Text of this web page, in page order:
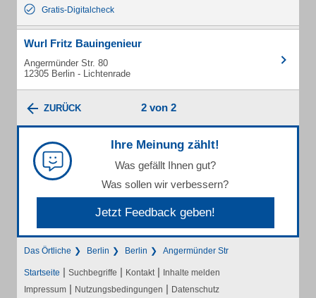
Gratis-Digitalcheck
Wurl Fritz Bauingenieur
Angermünder Str. 80
12305 Berlin - Lichtenrade
ZURÜCK 2 von 2
Ihre Meinung zählt!
Was gefällt Ihnen gut?
Was sollen wir verbessern?
Jetzt Feedback geben!
Das Örtliche Berlin Berlin Angermünder Str
Startseite | Suchbegriffe | Kontakt | Inhalte melden
Impressum | Nutzungsbedingungen | Datenschutz